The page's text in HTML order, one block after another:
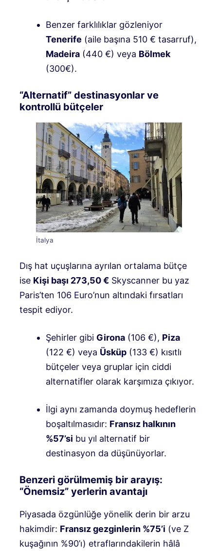
Benzer farklılıklar gözleniyor
Tenerife (aile başına 510 € tasarruf),
Madeira (440 €) veya Bölmek
(300€).
“Alternatif” destinasyonlar ve
kontrollü bütçeler
İtalya
Dış hat uçuşlarına ayrılan ortalama bütçe
ise Kişi başı 273,50 € Skyscanner bu yaz
Paris’ten 106 Euro’nun altındaki fırsatları
tespit ediyor.
Şehirler gibi Girona (106 €), Piza
(122 €) veya Üsküp (133 €) kısıtlı
bütçeler veya gruplar için ciddi
alternatifler olarak karşımıza çıkıyor.
İlgi aynı zamanda doymuş hedeflerin
boşaltılmasıdır: Fransız halkının
%57’si bu yıl alternatif bir
destinasyon da düşünüyorlar.
Benzeri görülmemiş bir arayış:
“Önemsiz” yerlerin avantajı
Piyasada özgünlüğe yönelik derin bir arzu
hakimdir: Fransız gezginlerin %75’i (ve Z
kuşağının %90’ı) etraflarındakilerin hâlâ